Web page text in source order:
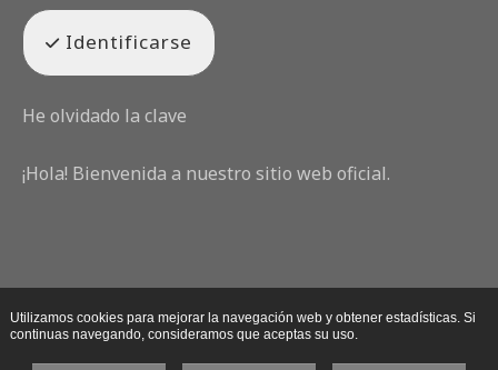
Identificarse
He olvidado la clave
¡Hola! Bienvenida a nuestro sitio web oficial.
Utilizamos cookies para mejorar la navegación web y obtener estadísticas. Si
continuas navegando, consideramos que aceptas su uso.